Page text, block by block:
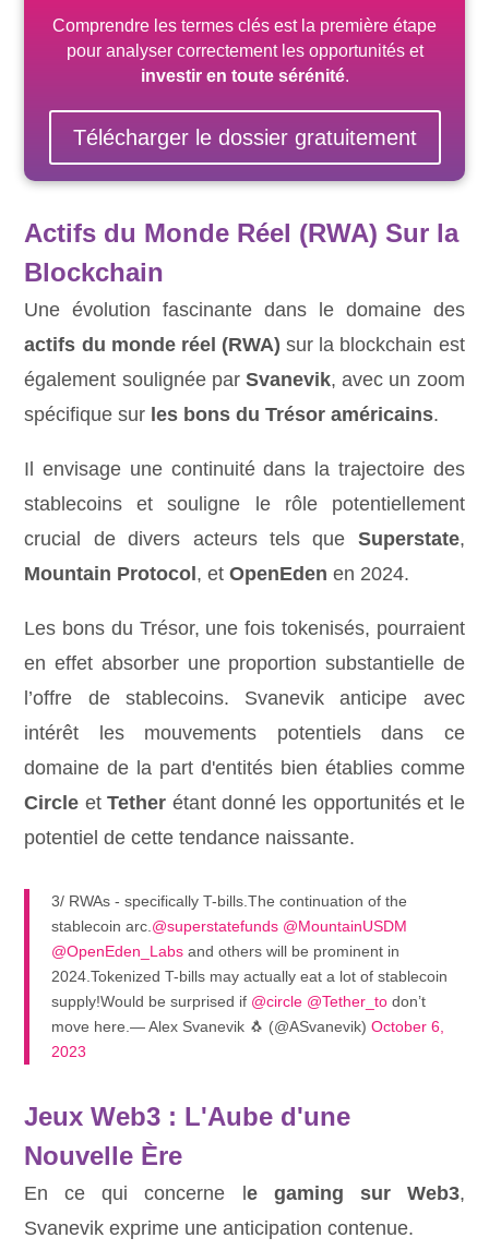
Comprendre les termes clés est la première étape
pour analyser correctement les opportunités et
investir en toute sérénité.
Télécharger le dossier gratuitement
Actifs du Monde Réel (RWA) Sur la
Blockchain
Une évolution fascinante dans le domaine des
actifs du monde réel (RWA) sur la blockchain est
également soulignée par Svanevik, avec un zoom
spécifique sur les bons du Trésor américains.
Il envisage une continuité dans la trajectoire des
stablecoins et souligne le rôle potentiellement
crucial de divers acteurs tels que Superstate,
Mountain Protocol, etOpenEden en 2024.
Les bons du Trésor, une fois tokenisés, pourraient
en effet absorber une proportion substantielle de
l’offre de stablecoins. Svanevik anticipe avec
intérêt les mouvements potentiels dans ce
domaine de la part d'entités bien établies comme
Circle etTether étant donné les opportunités et le
potentiel de cette tendance naissante.
3/ RWAs - specifically T-bills.The continuation of the
stablecoin arc. @superstatefunds @MountainUSDM
@OpenEden_Labs and others will be prominent in
2024.Tokenized T-bills may actually eat a lot of stablecoin
supply!Would be surprised if @circle @Tether_to don’t
move here.— Alex Svanevik 🐧 (@ASvanevik)October 6,
2023
Jeux Web3 : L'Aube d'une
Nouvelle Ère
En ce qui concerne le gaming sur Web3,
Svanevik exprime une anticipation contenue.